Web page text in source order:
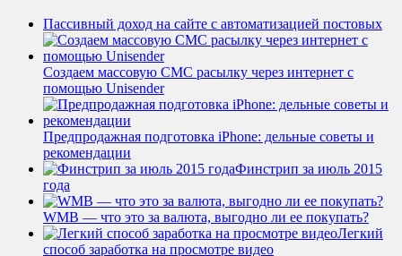
Пассивный доход на сайте с автоматизацией постовых
Создаем массовую СМС расылку через интернет с
помощью Unisender
Предпродажная подготовка iPhone: дельные советы и
рекомендации
Финстрип за июль 2015
года
WMB — что это за валюта, выгодно ли ее покупать?
Легкий
способ заработка на просмотре видео